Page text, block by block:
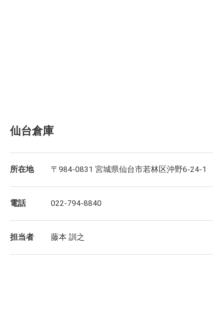
仙台倉庫
所在地 〒984-0831 宮城県仙台市若林区沖野6-24-1
電話 022-794-8840
担当者 藤本 訓之